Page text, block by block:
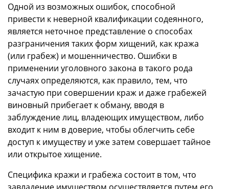
Одной из возможных ошибок, способной
привести к неверной квалификации содеянного,
является неточное представление о способах
разграничения таких форм хищений, как кража
(или грабеж) и мошенничество. Ошибки в
применении уголовного закона в такого рода
случаях определяются, как правило, тем, что
зачастую при совершении краж и даже грабежей
виновный прибегает к обману, вводя в
заблуждение лиц, владеющих имуществом, либо
входит к ним в доверие, чтобы облегчить себе
доступ к имуществу и уже затем совершает тайное
или открытое хищение.
Специфика кражи и грабежа состоит в том, что
завладение имуществом осуществляется путем его